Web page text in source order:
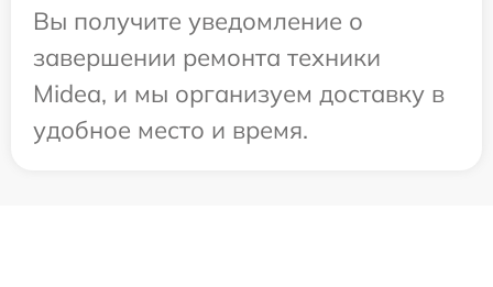
Вы получите уведомление о
завершении ремонта техники
Midea, и мы организуем доставку в
удобное место и время.